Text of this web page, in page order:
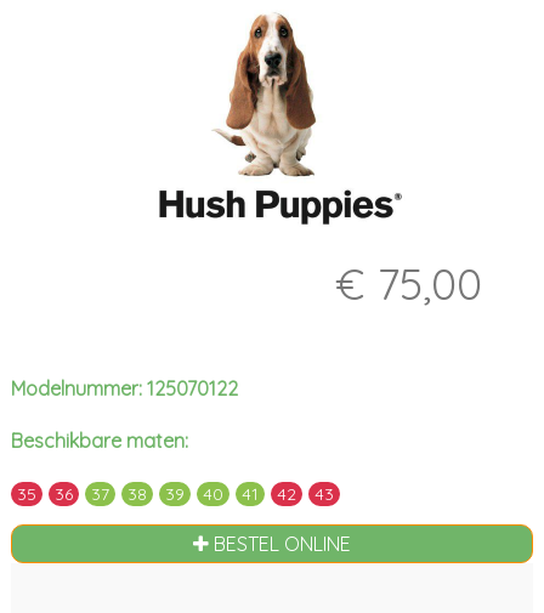
€ 75,00
Modelnummer: 125070122
Beschikbare maten:
35 36 37 38 39 40 41 42 43
BESTEL ONLINE